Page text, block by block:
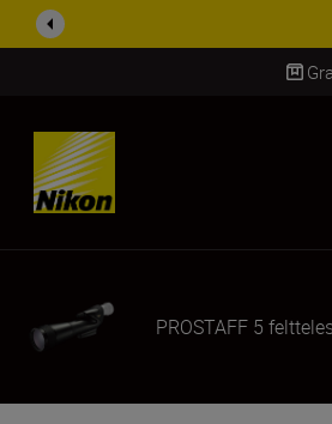
Skip Content
PROSTAFF 5